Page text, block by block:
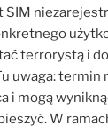
SIM
terrorystą i
uwaga:
i mogą
W